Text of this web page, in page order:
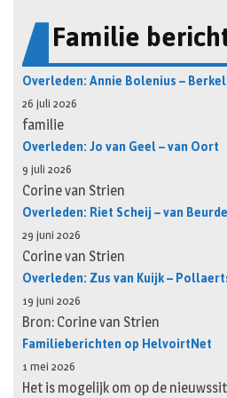
Familie
Overleden: Annie Bolenius –
26 juli 2026
familie
Overleden: Jo van Geel – van Oort
9 juli 2026
Corine van Strien
Overleden: Riet Scheij – van
29 juni 2026
Corine van Strien
Overleden: Zus van Kuijk –
19 juni 2026
Bron: Corine van Strien
Familieberichten op HelvoirtNet
1 mei 2026
Het is mogelijk om op de